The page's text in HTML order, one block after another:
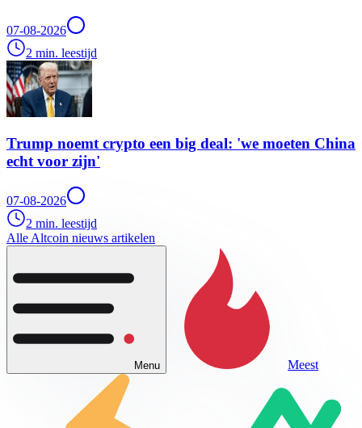
07-08-2026
2 min. leestijd
Trump noemt crypto een big deal: 'we moeten China
echt voor zijn'
07-08-2026
2 min. leestijd
Alle Altcoin nieuws artikelen
Menu Meest